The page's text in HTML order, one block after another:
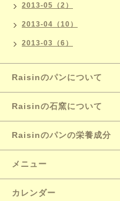
2013-05（2）
2013-04（10）
2013-03（6）
Raisinのパンについて
Raisinの石窯について
Raisinのパンの栄養成分
メニュー
カレンダー